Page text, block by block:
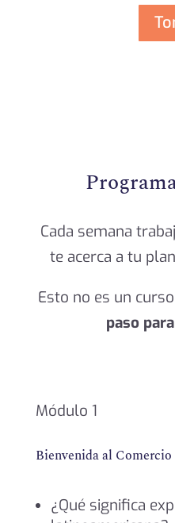
Cada semana
te acerca a tu
Esto no es un
paso
Módulo 1
Bienvenida al
¿Qué significa